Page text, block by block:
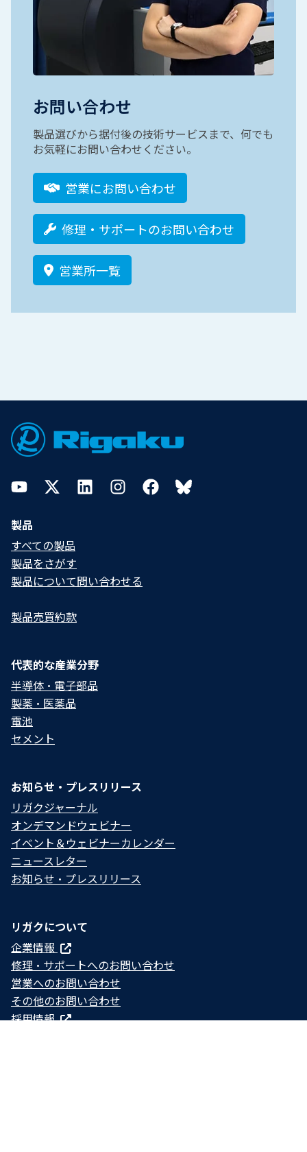
お問い合わせ
製品選びから据付後の技術サービスまで、何でも
お気軽にお問い合わせください。
営業にお問い合わせ
修理・サポートのお問い合わせ
営業所一覧
Footer
YouTubeTwitterLinkedInInstagramFacebookBluesky
製品
すべての製品
製品をさがす
製品について問い合わせる​
製品売買約款
代表的な産業分野
半導体・電子部品
製薬・医薬品
電池
セメント
お知らせ・プレスリリース
リガクジャーナル
オンデマンドウェビナー
イベント＆ウェビナーカレンダー
ニュースレター
お知らせ・プレスリリース
リガクについて
企業情報
修理・サポートへのお問い合わせ
営業へのお問い合わせ
その他のお問い合わせ
採用情報